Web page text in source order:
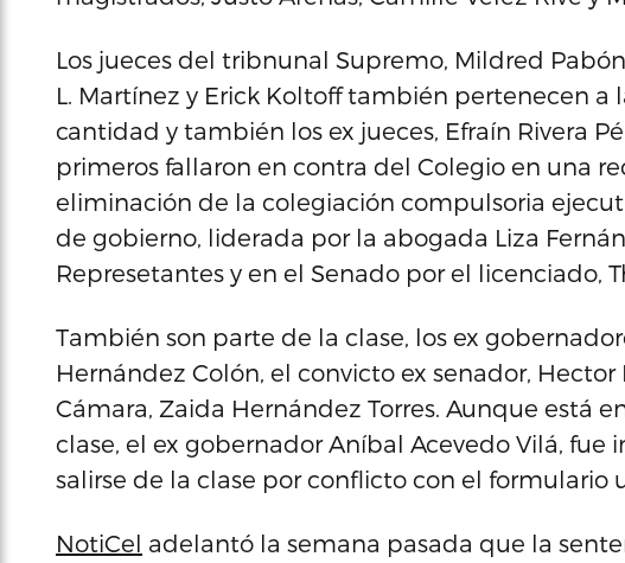
Los jueces del tribnunal Supremo, Mildred
L. Martínez y Erick Koltoff también pertenecen
cantidad y también los ex jueces, Efraín Rivera
primeros fallaron en contra del Colegio en una
eliminación de la colegiación compulsoria
de gobierno, liderada por la abogada Liza
Represetantes y en el Senado por el licenciado,
También son parte de la clase, los ex
Hernández Colón, el convicto ex senador,
Cámara, Zaida Hernández Torres. Aunque está
clase, el ex gobernador Aníbal Acevedo Vilá, fue
salirse de la clase por conflicto con el formulario
NotiCel adelantó la semana pasada que la